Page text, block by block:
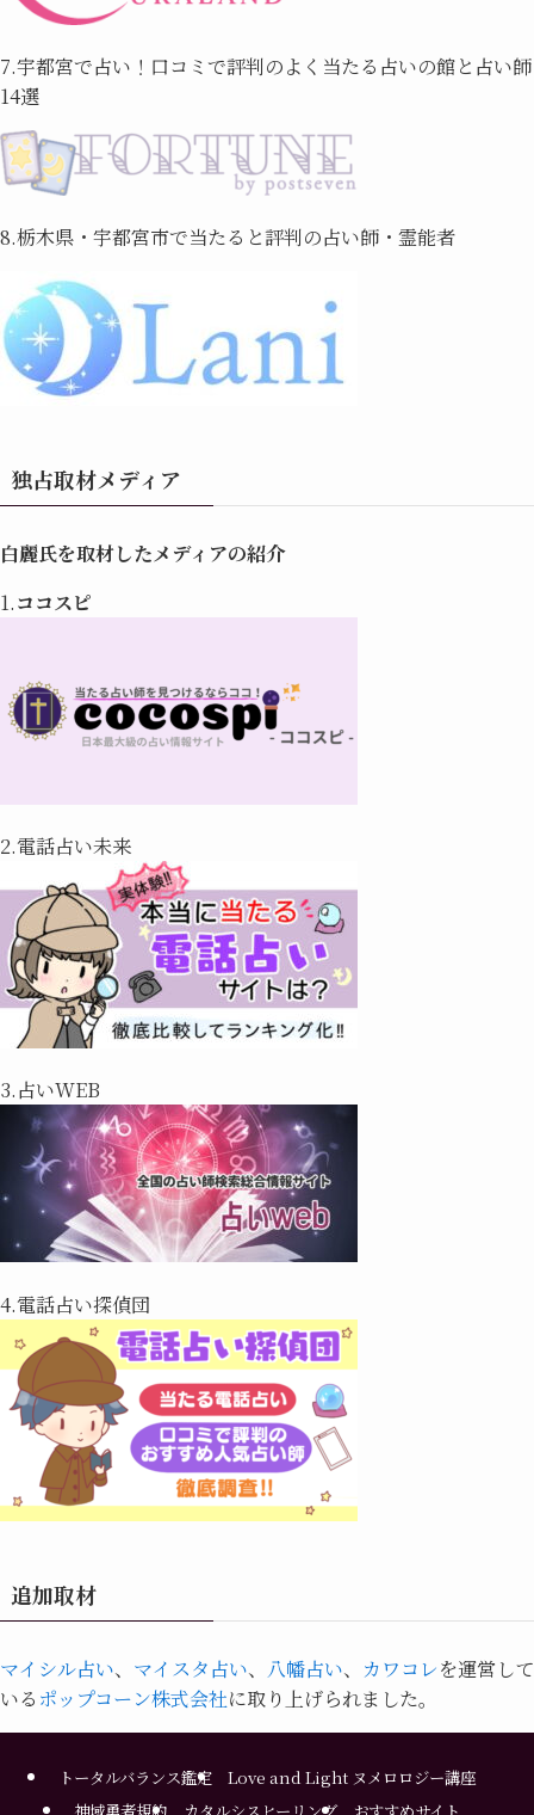
7.宇都宮で占い！口コミで評判のよく当たる占いの館と占い師
14選
8.栃木県・宇都宮市で当たると評判の占い師・霊能者
独占取材メディア
白麗氏を取材したメディアの紹介
1.ココスピ
2.電話占い未来
3.占いWEB
4.電話占い探偵団
追加取材
マイシル占い、 マイスタ占い、 八幡占い、 カワコレを運営して
いる ポップコーン株式会社に取り上げられました。
トータルバランス鑑定
Love and Light ヌメロロジー講座